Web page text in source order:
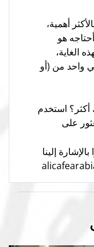
بالأكثر أهمية،
هو
الغاية،
واحد من (أو
أكثر؟ استخدم
على
إلينا